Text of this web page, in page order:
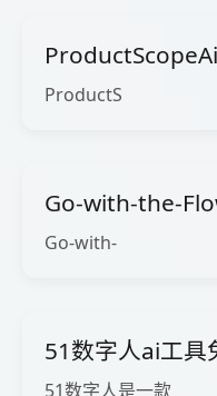
ProductS
Go-with-the-
Go-with-
51数字人ai工具
51数字人是一款